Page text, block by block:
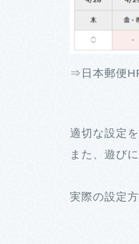
⇒日本郵便
適切な設定
また、遊び
実際の設定